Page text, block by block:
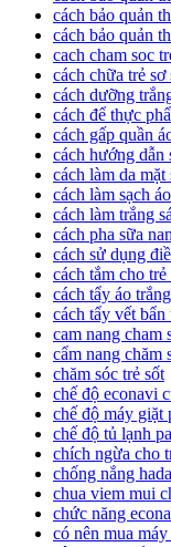
cách bảo quản
cách bảo quản
cach cham soc
cách chữa trẻ
cách dưỡng
cách để thực
cách gấp quần
cách hướng dẫn
cách làm da mặt
cách làm sạch
cách làm trắng
cách pha sữa nan
cách sử dụng
cách tắm cho trẻ
cách tẩy áo
cách tẩy vết bẩn
cam nang cham
cẩm nang chăm
chăm sóc trẻ sốt
chế độ econavi
chế độ máy giặt
chế độ tủ lạnh
chích ngừa cho
chống nắng
chua viem mui
chức năng
có nên mua